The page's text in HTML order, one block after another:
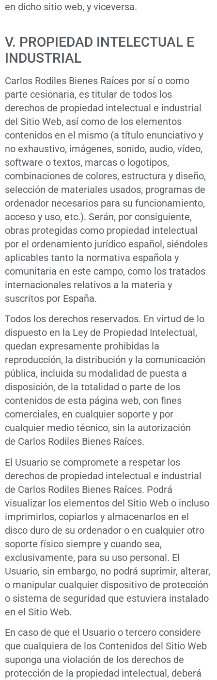
en dicho sitio web, y viceversa.
V. PROPIEDAD INTELECTUAL E
INDUSTRIAL
Carlos Rodiles Bienes Raíces por sí o como
parte cesionaria, es titular de todos los
derechos de propiedad intelectual e industrial
del Sitio Web, así como de los elementos
contenidos en el mismo (a título enunciativo y
no exhaustivo, imágenes, sonido, audio, vídeo,
software o textos, marcas o logotipos,
combinaciones de colores, estructura y diseño,
selección de materiales usados, programas de
ordenador necesarios para su funcionamiento,
acceso y uso, etc.). Serán, por consiguiente,
obras protegidas como propiedad intelectual
por el ordenamiento jurídico español, siéndoles
aplicables tanto la normativa española y
comunitaria en este campo, como los tratados
internacionales relativos a la materia y
suscritos por España.
Todos los derechos reservados. En virtud de lo
dispuesto en la Ley de Propiedad Intelectual,
quedan expresamente prohibidas la
reproducción, la distribución y la comunicación
pública, incluida su modalidad de puesta a
disposición, de la totalidad o parte de los
contenidos de esta página web, con fines
comerciales, en cualquier soporte y por
cualquier medio técnico, sin la autorización
de Carlos Rodiles Bienes Raíces.
El Usuario se compromete a respetar los
derechos de propiedad intelectual e industrial
de Carlos Rodiles Bienes Raíces. Podrá
visualizar los elementos del Sitio Web o incluso
imprimirlos, copiarlos y almacenarlos en el
disco duro de su ordenador o en cualquier otro
soporte físico siempre y cuando sea,
exclusivamente, para su uso personal. El
Usuario, sin embargo, no podrá suprimir, alterar,
o manipular cualquier dispositivo de protección
o sistema de seguridad que estuviera instalado
en el Sitio Web.
En caso de que el Usuario o tercero considere
que cualquiera de los Contenidos del Sitio Web
suponga una violación de los derechos de
protección de la propiedad intelectual, deberá